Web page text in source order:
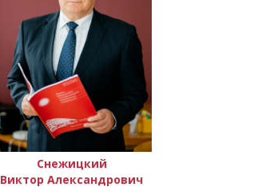
Снежицкий
Виктор Александрович